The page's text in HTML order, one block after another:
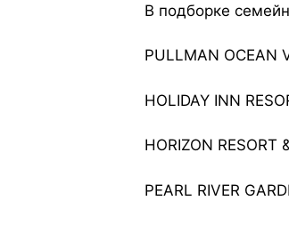
В подборке
PULLMAN OCEAN
HOLIDAY INN
HORIZON
PEARL RIVER